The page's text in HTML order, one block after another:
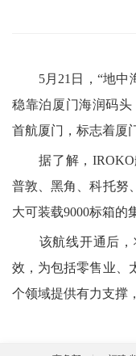
5月21日，“地中
稳靠泊厦门海润码
首航厦门，标志着厦
据了解，
普敦、黑角、科托努
大可装载9000标箱的
该航线开通后
效，为包括零售业、
个领域提供有力支撑